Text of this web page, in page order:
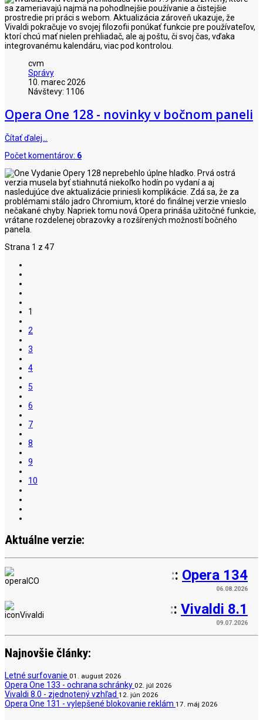
sa zameriavajú najmä na pohodlnejšie používanie a čistejšie
prostredie pri práci s webom. Aktualizácia zároveň ukazuje, že
Vivaldi pokračuje vo svojej filozofii ponúkať funkcie pre používateľov,
ktorí chcú mať nielen prehliadač, ale aj poštu, či svoj čas, vďaka
integrovanému kalendáru, viac pod kontrolou.
cvm
Správy
10. marec 2026
Návštevy: 1106
Opera One 128 - novinky v bočnom paneli
Čítať ďalej…
Počet komentárov: 6
Vydanie Opery 128 neprebehlo úplne hladko. Prvá ostrá
verzia musela byť stiahnutá niekoľko hodín po vydaní a aj
nasledujúce dve aktualizácie priniesli komplikácie. Zdá sa, že za
problémami stálo jadro Chromium, ktoré do finálnej verzie vnieslo
nečakané chyby. Napriek tomu nová Opera prináša užitočné funkcie,
vrátane rozdelenej obrazovky a rozšírených možností bočného
panela.
Strana 1 z 47
1
2
3
4
5
6
7
8
9
10
Aktuálne verzie:
:: Opera 134
06.08.2026
:: Vivaldi 8.1
09.07.2026
Najnovšie články:
Letné surfovanie 01. august 2026
Opera One 133 - ochrana schránky 02. júl 2026
Vivaldi 8.0 - zjednotený vzhľad 12. jún 2026
Opera One 131 - vylepšené blokovanie reklám 17. máj 2026